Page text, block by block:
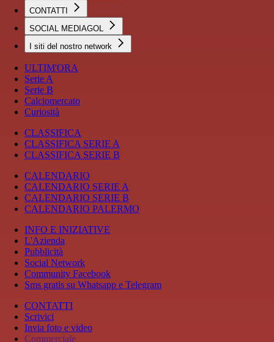
CONTATTI
SOCIAL MEDIAGOL
I siti del nostro network
ULTIM'ORA
Serie A
Serie B
Calciomercato
Curiosità
CLASSIFICA
CLASSIFICA SERIE A
CLASSIFICA SERIE B
CALENDARIO
CALENDARIO SERIE A
CALENDARIO SERIE B
CALENDARIO PALERMO
INFO E INIZIATIVE
L'Azienda
Pubblicità
Social Network
Community Facebook
Sms gratis su Whatsapp e Telegram
CONTATTI
Scrivici
Invia foto e video
Commerciale